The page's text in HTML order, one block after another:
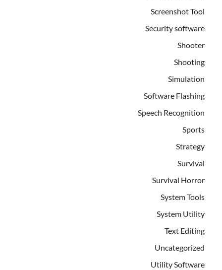
Screenshot Tool
Security software
Shooter
Shooting
Simulation
Software Flashing
Speech Recognition
Sports
Strategy
Survival
Survival Horror
System Tools
System Utility
Text Editing
Uncategorized
Utility Software